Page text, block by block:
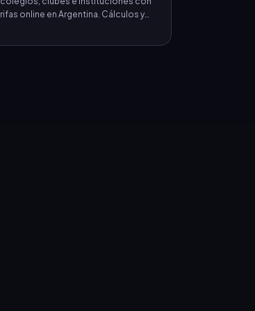
rifas online en Argentina. Cálculos y